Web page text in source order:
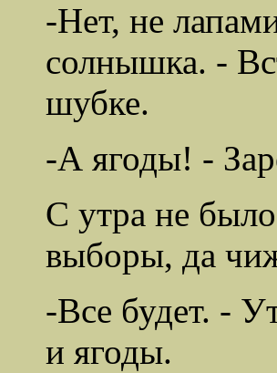
-Нет, не
солнышка. -
шубке.
-А ягоды! -
С утра не
выборы, да
-Все будет. -
и ягоды.